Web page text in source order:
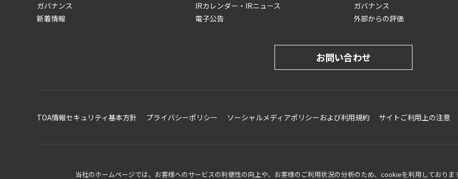
当社のホームページでは、お客様へのサービスの利便性の向上や、お客様のご利用状況の分析のため、cookieを利用しておりま
ガバナンス
新着情報
IRカレンダー・IRニュース
電子公告
ガバナンス
外部からの評価
お問い合わせ
TOA情報セキュリティ基本方針 プライバシーポリシー ソーシャルメディアポリシーおよび利用規約 サイトご利用上の注意